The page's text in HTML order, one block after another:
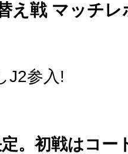
え戦 マッチレ
J2参入!
。初戦はコー